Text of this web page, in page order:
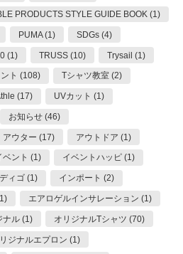
PRODUCTS STYLE GUIDE BOOK (1)
PUMA (1) SDGs (4)
(1) TRUSS (10) Trysail (1)
ト (108) Tシャツ教室 (2)
(17) UVカット (1)
お知らせ (46)
アウター (17) アウトドア (1)
ベント (1) イベントハッピ (1)
ィゴ (1) インポート (2)
エアロゲルインサレーション (1)
ナル (1) オリジナルTシャツ (70)
ジナルエプロン (1)